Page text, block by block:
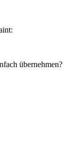
übernehmen?